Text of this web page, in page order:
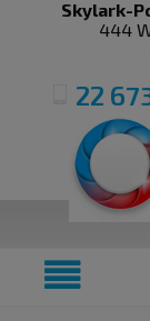
Skylark-
444
22